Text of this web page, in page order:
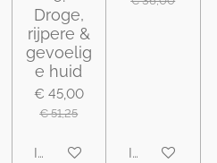
Droge,
rijpere &
gevoelig
e huid
€ 45,00
€ 51,25
In winkelwagenIn